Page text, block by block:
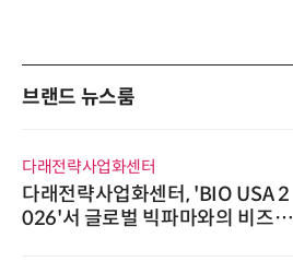
브랜드 뉴스룸
다래전략사업화센터
다래전략사업화센터, 'BIO USA 2
026'서 글로벌 빅파마와의 비즈니